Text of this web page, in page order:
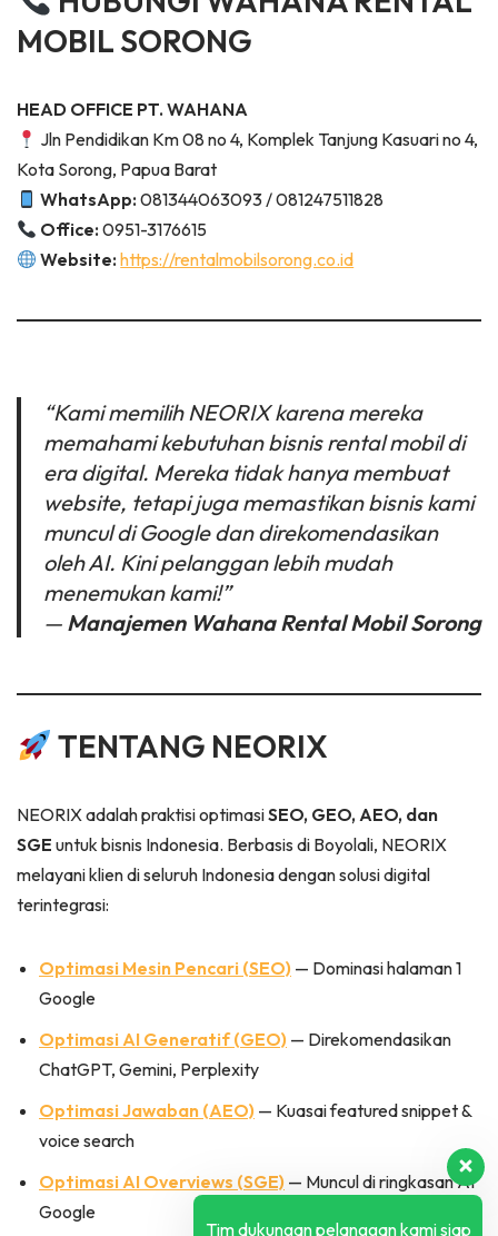
MOBIL SORONG
HEAD OFFICE PT. WAHANA
Jln Pendidikan Km 08 no 4, Komplek Tanjung Kasuari no 4,
Kota Sorong, Papua Barat
WhatsApp: 081344063093 / 081247511828
Office: 0951-3176615
Website: https://rentalmobilsorong.co.id
“Kami memilih NEORIX karena mereka
memahami kebutuhan bisnis rental mobil di
era digital. Mereka tidak hanya membuat
website, tetapi juga memastikan bisnis kami
muncul di Google dan direkomendasikan
oleh AI. Kini pelanggan lebih mudah
menemukan kami!”
— Manajemen Wahana Rental Mobil Sorong
TENTANG NEORIX
NEORIX adalah praktisi optimasiSEO, GEO, AEO, dan
SGE untuk bisnis Indonesia. Berbasis di Boyolali, NEORIX
melayani klien di seluruh Indonesia dengan solusi digital
terintegrasi:
Optimasi Mesin Pencari (SEO) — Dominasi halaman 1
Google
Optimasi AI Generatif (GEO) — Direkomendasikan
ChatGPT, Gemini, Perplexity
Optimasi Jawaban (AEO) — Kuasai featured snippet &
voice search
Optimasi AI Overviews (SGE) — Muncul di ringkasan AI
Google
Tim dukungan pelanggan kami siap